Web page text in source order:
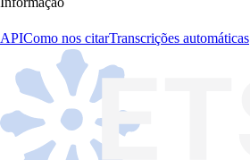
APIComo nos citarTranscrições automáticas